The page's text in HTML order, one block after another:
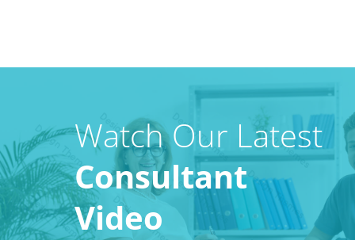
Watch Our Latest
Consultant
Video